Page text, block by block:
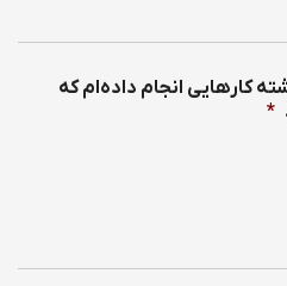
كارهایی انجام داده‌ام كه
*